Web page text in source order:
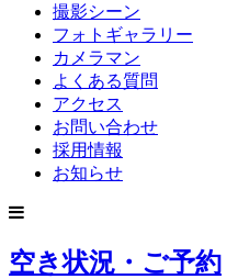
撮影シーン
フォトギャラリー
カメラマン
よくある質問
アクセス
お問い合わせ
採用情報
お知らせ
空き状況・ご予約